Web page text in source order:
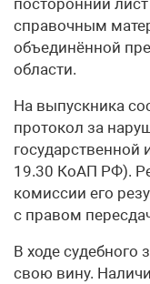
справочным
объединённой
области.
На выпускника
протокол за
государственной
19.30 КоАП РФ).
комиссии его
с правом
В ходе судебного
свою вину.